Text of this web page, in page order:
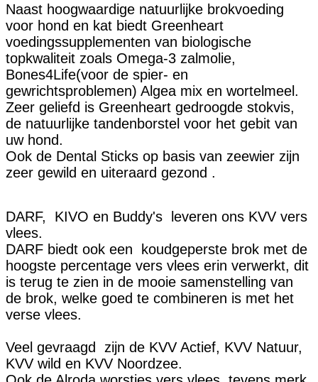
Naast hoogwaardige natuurlijke brokvoeding
voor hond en kat biedt Greenheart
voedingssupplementen van biologische
topkwaliteit zoals Omega-3 zalmolie,
Bones4Life(voor de spier- en
gewrichtsproblemen) Algea mix en wortelmeel.
Zeer geliefd is Greenheart gedroogde stokvis,
de natuurlijke tandenborstel voor het gebit van
uw hond.
Ook de Dental Sticks op basis van zeewier zijn
zeer gewild en uiteraard gezond .
DARF, KIVO en Buddy's leveren ons KVV vers
vlees.
DARF biedt ook een koudgeperste brok met de
hoogste percentage vers vlees erin verwerkt, dit
is terug te zien in de mooie samenstelling van
de brok, welke goed te combineren is met het
verse vlees.
Veel gevraagd zijn de KVV Actief, KVV Natuur,
KVV wild en KVV Noordzee.